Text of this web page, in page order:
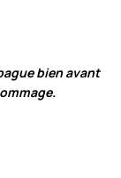
bien avant